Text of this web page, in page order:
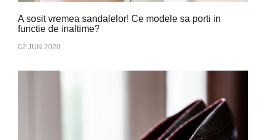
A sosit vremea sandalelor! Ce modele sa porti in
functie de inaltime?
02 JUN 2020